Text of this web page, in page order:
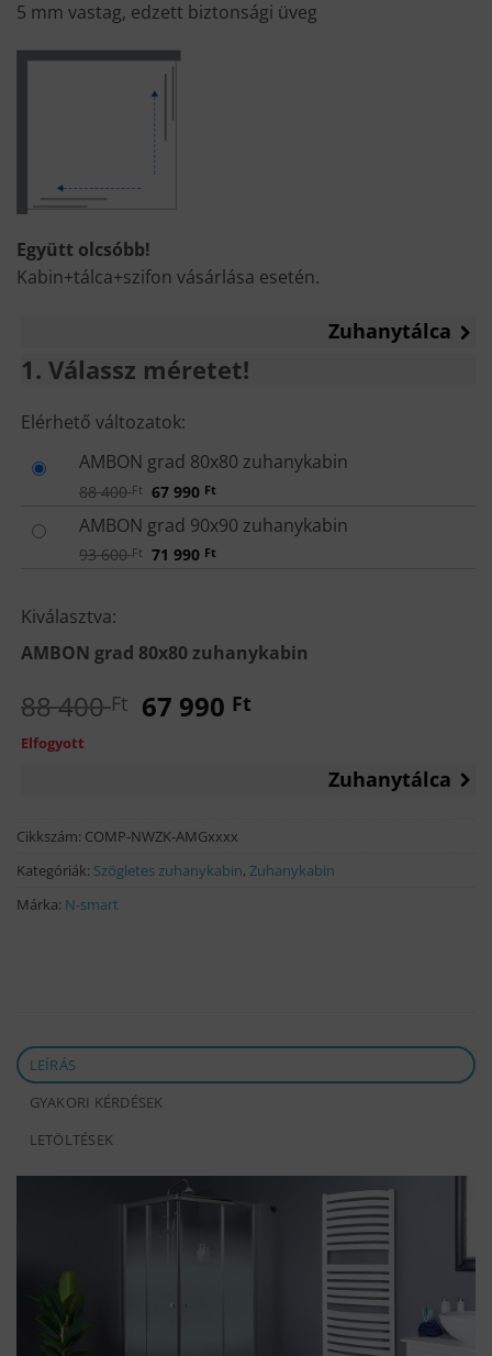
5 mm vastag, edzett biztonsági üveg
Együtt olcsóbb!
Kabin+tálca+szifon vásárlása esetén.
Zuhanytálca
1 Válassz méretet!
VÁLASSZ
Elérhető változatok:
AMBON grad 80x80 zuhanykabin
88 400Ft Original
was:
88
400 Ft.
67 990 FtCurrent
is:
67
990 Ft.
AMBON grad 90x90 zuhanykabin
93 600Ft Original
71 990 FtCurrent
Kiválasztva:
AMBON grad 80x80 zuhanykabin
88 400Ft Original
67 990 Ft
Elfogyott
Zuhanytálca
Cikkszám: COMP-NWZK-AMGxxxx
Kategóriák: Szögletes zuhanykabin, Zuhanykabin
Márka: N-smart
LEÍRÁS
GYAKORI KÉRDÉSEK
LETÖLTÉSEK